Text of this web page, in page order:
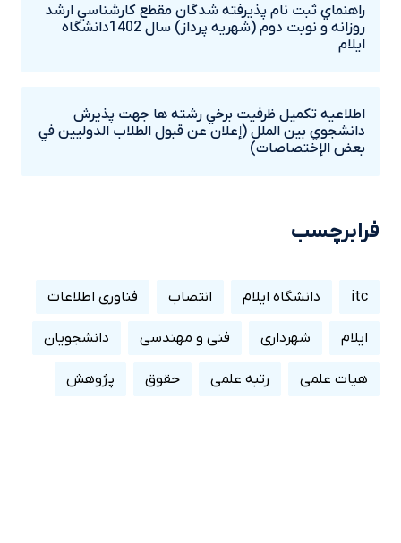
راهنماي ثبت نام پذيرفته شدگان مقطع کارشناسي ارشد
روزانه و نوبت دوم (شهريه پرداز) سال 1402دانشگاه
ايلام
اطلاعيه تکميل ظرفيت برخي رشته ها جهت پذيرش
دانشجوي بين الملل (إعلان عن قبول الطلاب الدوليين في
بعض الإختصاصات)
فرابرچسب
itc دانشگاه ایلام انتصاب فناوری اطلاعات
ایلام شهرداری فنی و مهندسی دانشجویان
هیات علمی رتبه علمی حقوق پژوهش